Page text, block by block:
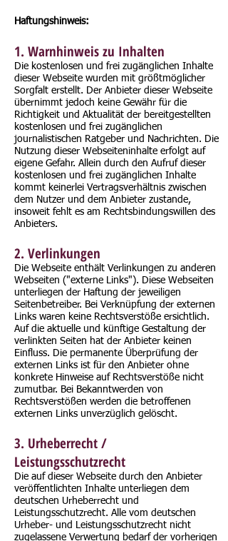
Haftungshinweis:
1. Warnhinweis zu Inhalten
Die kostenlosen und frei zugänglichen Inhalte
dieser Webseite wurden mit größtmöglicher
Sorgfalt erstellt. Der Anbieter dieser Webseite
übernimmt jedoch keine Gewähr für die
Richtigkeit und Aktualität der bereitgestellten
kostenlosen und frei zugänglichen
journalistischen Ratgeber und Nachrichten. Die
Nutzung dieser Webseiteninhalte erfolgt auf
eigene Gefahr. Allein durch den Aufruf dieser
kostenlosen und frei zugänglichen Inhalte
kommt keinerlei Vertragsverhältnis zwischen
dem Nutzer und dem Anbieter zustande,
insoweit fehlt es am Rechtsbindungswillen des
Anbieters.
2. Verlinkungen
Die Webseite enthält Verlinkungen zu anderen
Webseiten ("externe Links"). Diese Webseiten
unterliegen der Haftung der jeweiligen
Seitenbetreiber. Bei Verknüpfung der externen
Links waren keine Rechtsverstöße ersichtlich.
Auf die aktuelle und künftige Gestaltung der
verlinkten Seiten hat der Anbieter keinen
Einfluss. Die permanente Überprüfung der
externen Links ist für den Anbieter ohne
konkrete Hinweise auf Rechtsverstöße nicht
zumutbar. Bei Bekanntwerden von
Rechtsverstößen werden die betroffenen
externen Links unverzüglich gelöscht.
3. Urheberrecht /
Leistungsschutzrecht
Die auf dieser Webseite durch den Anbieter
veröffentlichten Inhalte unterliegen dem
deutschen Urheberrecht und
Leistungsschutzrecht. Alle vom deutschen
Urheber- und Leistungsschutzrecht nicht
zugelassene Verwertung bedarf der vorherigen